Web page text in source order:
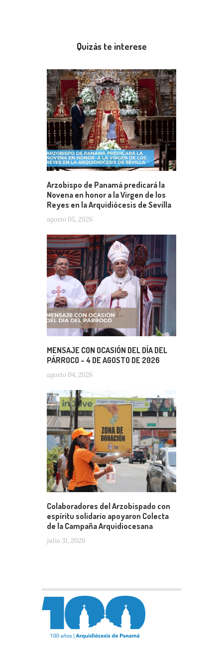
Quizás te interese
Arzobispo de Panamá predicará la
Novena en honor a la Virgen de los
Reyes en la Arquidiócesis de Sevilla
agosto 05, 2026
MENSAJE CON OCASIÓN DEL DÍA DEL
PÁRROCO – 4 DE AGOSTO DE 2026
agosto 04, 2026
Colaboradores del Arzobispado con
espíritu solidario apoyaron Colecta
de la Campaña Arquidiocesana
julio 31, 2026